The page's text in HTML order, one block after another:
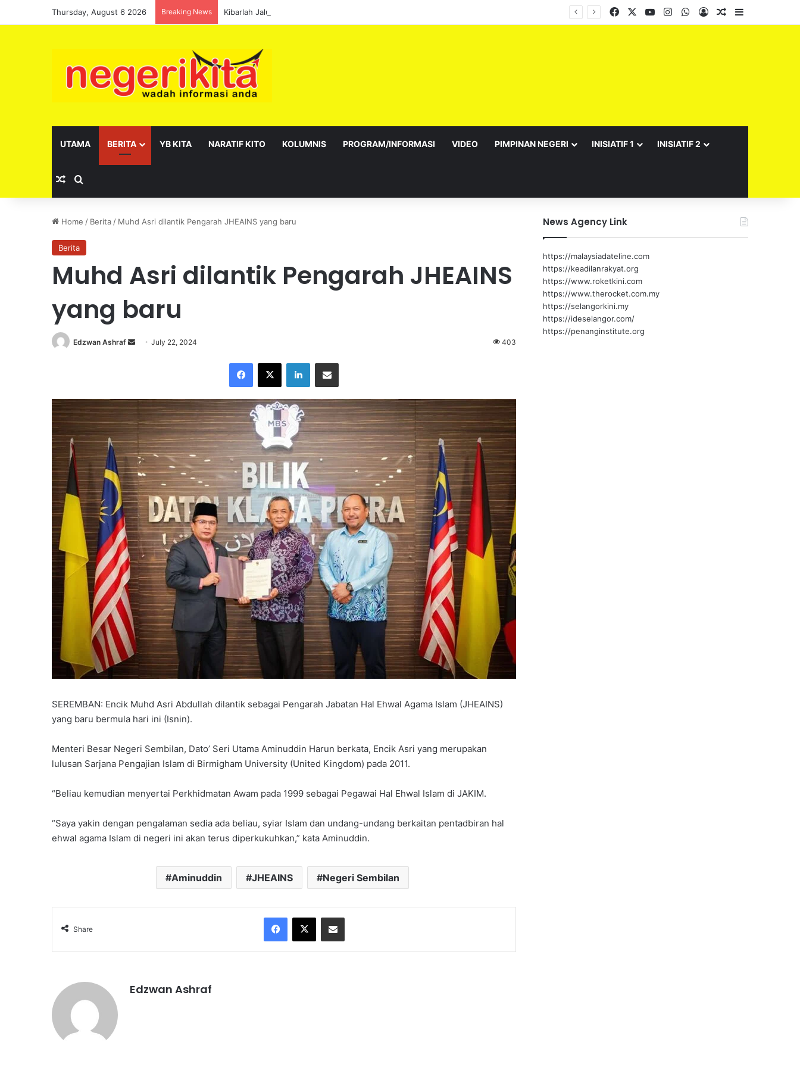
Thursday, August 6 2026 Breaking News Kibarlah Jalur Gemilang: Simbol kedaulatan dan perpaduan bersama Facebook YouTubeInstagramWhatsApp
Log InRandom Article
UTAMA BERITA YB KITA NARATIF KITO KOLUMNIS PROGRAM/INFORMASI VIDEO PIMPINAN NEGERI INISIATIF 1 INISIATIF 2
Random Article
Home / Berita / Muhd Asri dilantik Pengarah JHEAINS yang baru
Berita
Muhd Asri dilantik Pengarah JHEAINS
yang baru
Edzwan Ashraf
a
n
e
m
a
i
l
July 22, 2024 403
SEREMBAN: Encik Muhd Asri Abdullah dilantik sebagai Pengarah Jabatan Hal Ehwal Agama Islam (JHEAINS)
yang baru bermula hari ini (Isnin).
Menteri Besar Negeri Sembilan, Dato’ Seri Utama Aminuddin Harun berkata, Encik Asri yang merupakan
lulusan Sarjana Pengajian Islam di Birmigham University (United Kingdom) pada 2011.
“Beliau kemudian menyertai Perkhidmatan Awam pada 1999 sebagai Pegawai Hal Ehwal Islam di JAKIM.
“Saya yakin dengan pengalaman sedia ada beliau, syiar Islam dan undang-undang berkaitan pentadbiran hal
ehwal agama Islam di negeri ini akan terus diperkukuhkan,” kata Aminuddin.
Aminuddin JHEAINS Negeri Sembilan
Share
Edzwan Ashraf
News Agency Link
https://malaysiadateline.com
https://keadilanrakyat.org
https://www.roketkini.com
https://www.therocket.com.my
https://selangorkini.my
https://ideselangor.com/
https://penanginstitute.org